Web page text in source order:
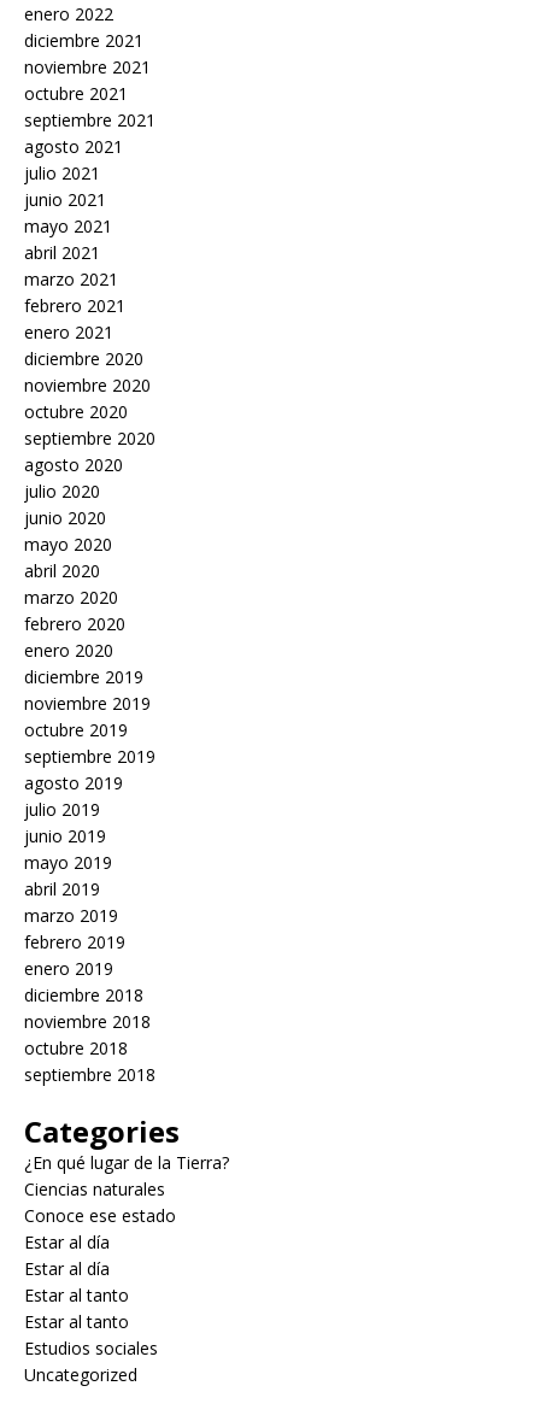
enero 2022
diciembre 2021
noviembre 2021
octubre 2021
septiembre 2021
agosto 2021
julio 2021
junio 2021
mayo 2021
abril 2021
marzo 2021
febrero 2021
enero 2021
diciembre 2020
noviembre 2020
octubre 2020
septiembre 2020
agosto 2020
julio 2020
junio 2020
mayo 2020
abril 2020
marzo 2020
febrero 2020
enero 2020
diciembre 2019
noviembre 2019
octubre 2019
septiembre 2019
agosto 2019
julio 2019
junio 2019
mayo 2019
abril 2019
marzo 2019
febrero 2019
enero 2019
diciembre 2018
noviembre 2018
octubre 2018
septiembre 2018
Categories
¿En qué lugar de la Tierra?
Ciencias naturales
Conoce ese estado
Estar al día
Estar al día
Estar al tanto
Estar al tanto
Estudios sociales
Uncategorized